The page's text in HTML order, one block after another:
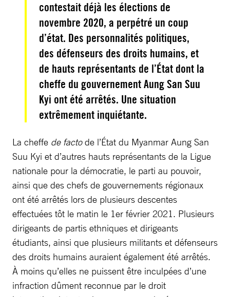
contestait déjà les élections de
novembre 2020, a perpétré un coup
d’état. Des personnalités politiques,
des défenseurs des droits humains, et
de hauts représentants de l’État dont la
cheffe du gouvernement Aung San Suu
Kyi ont été arrêtés. Une situation
extrêmement inquiétante.
La cheffe de factode l’État du Myanmar Aung San
Suu Kyi et d’autres hauts représentants de la Ligue
nationale pour la démocratie, le parti au pouvoir,
ainsi que des chefs de gouvernements régionaux
ont été arrêtés lors de plusieurs descentes
effectuées tôt le matin le 1er février 2021. Plusieurs
dirigeants de partis ethniques et dirigeants
étudiants, ainsi que plusieurs militants et défenseurs
des droits humains auraient également été arrêtés.
À moins qu’elles ne puissent être inculpées d’une
infraction dûment reconnue par le droit